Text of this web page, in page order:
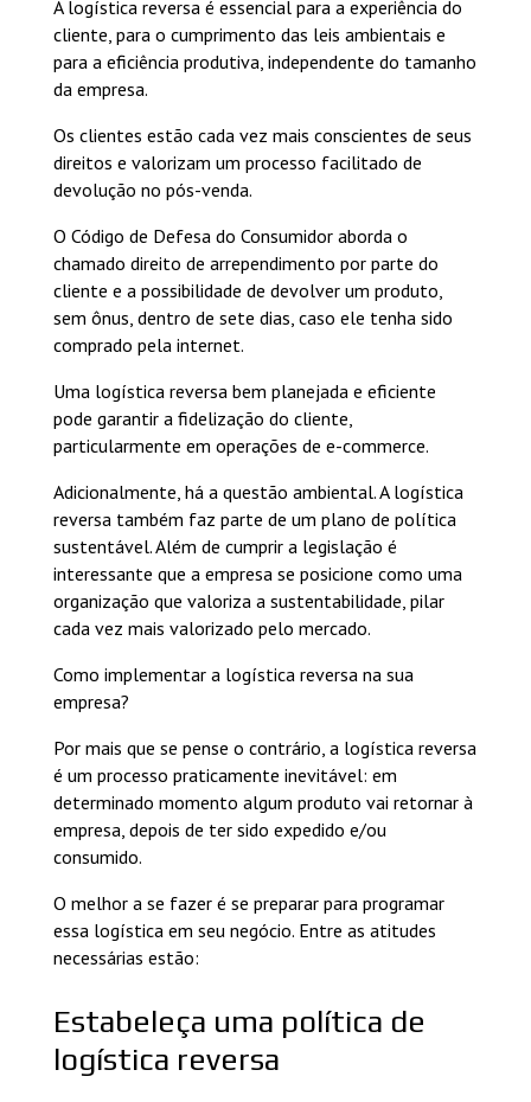
A logística reversa é essencial para a experiência do
cliente, para o cumprimento das leis ambientais e
para a eficiência produtiva, independente do tamanho
da empresa.
Os clientes estão cada vez mais conscientes de seus
direitos e valorizam um processo facilitado de
devolução no pós-venda.
O Código de Defesa do Consumidor aborda o
chamado direito de arrependimento por parte do
cliente e a possibilidade de devolver um produto,
sem ônus, dentro de sete dias, caso ele tenha sido
comprado pela internet.
Uma logística reversa bem planejada e eficiente
pode garantir a fidelização do cliente,
particularmente em operações de e-commerce.
Adicionalmente, há a questão ambiental. A logística
reversa também faz parte de um plano de política
sustentável. Além de cumprir a legislação é
interessante que a empresa se posicione como uma
organização que valoriza a sustentabilidade, pilar
cada vez mais valorizado pelo mercado.
Como implementar a logística reversa na sua
empresa?
Por mais que se pense o contrário, a logística reversa
é um processo praticamente inevitável: em
determinado momento algum produto vai retornar à
empresa, depois de ter sido expedido e/ou
consumido.
O melhor a se fazer é se preparar para programar
essa logística em seu negócio. Entre as atitudes
necessárias estão:
Estabeleça uma política de
logística reversa